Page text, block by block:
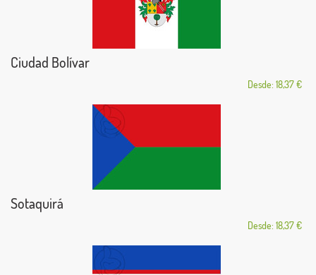
Ciudad Bolívar
Desde: 18,37 €
Sotaquirá
Desde: 18,37 €